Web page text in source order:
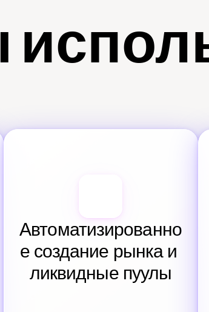
Автоматизированно
е создание рынка и
ликвидные пуулы